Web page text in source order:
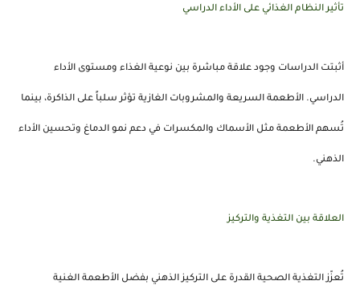
تأثير النظام الغذائي على الأداء الدراسي
أثبتت الدراسات وجود علاقة مباشرة بين نوعية الغذاء ومستوى الأداء
الدراسي. الأطعمة السريعة والمشروبات الغازية تؤثر سلباً على الذاكرة، بينما
تُسهم الأطعمة مثل الأسماك والمكسرات في دعم نمو الدماغ وتحسين الأداء
الذهني.
العلاقة بين التغذية والتركيز
تُعزّز التغذية الصحية القدرة على التركيز الذهني بفضل الأطعمة الغنية